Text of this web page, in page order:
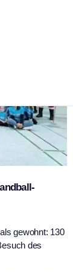
gewohnt: 130
des